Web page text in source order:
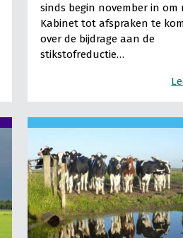
sinds begin november in om
Kabinet tot afspraken te
over de bijdrage aan de
stikstofreductie…